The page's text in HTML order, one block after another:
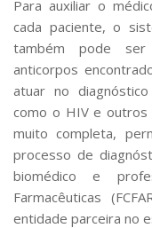
Para auxiliar o
cada paciente, o
também pode ser
anticorpos
atuar no
como o HIV e outros
muito completa,
processo de
biomédico e
Farmacêuticas
entidade parceira no